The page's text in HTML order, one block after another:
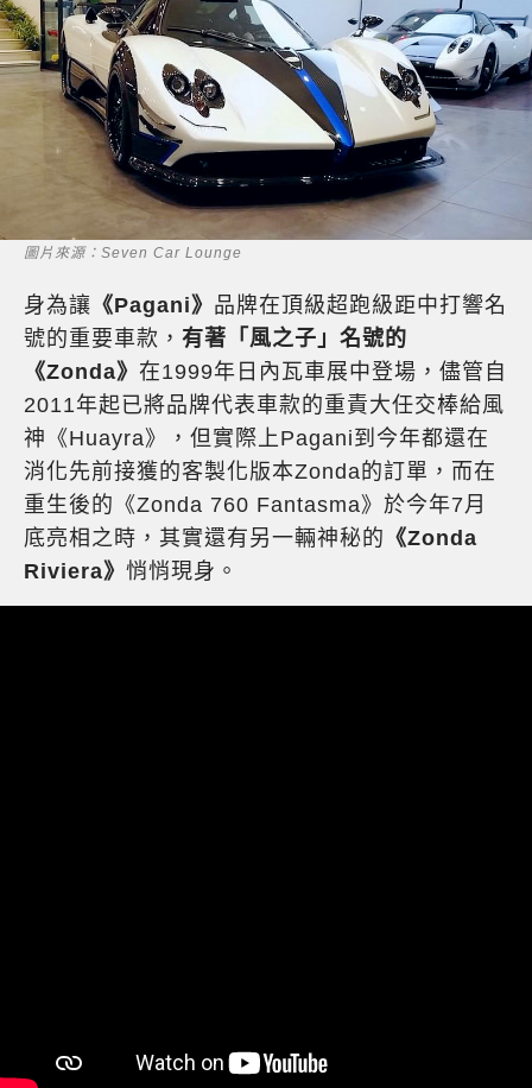
圖片來源：Seven Car Lounge
身為讓 《Pagani》 品牌在頂級超跑級距中打響名
號的重要車款， 有著「風之子」名號的
《Zonda》 在1999年日內瓦車展中登場，儘管自
2011年起已將品牌代表車款的重責大任交棒給風
神《Huayra》，但實際上Pagani到今年都還在
消化先前接獲的客製化版本Zonda的訂單，而在
重生後的《Zonda 760 Fantasma》於今年7月
底亮相之時，其實還有另一輛神秘的 《Zonda
Riviera》 悄悄現身。